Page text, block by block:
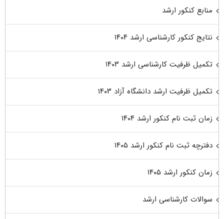
منابع کنکور ارشد
نتایج کنکور کارشناسی ارشد ۱۴۰۴
تکمیل ظرفیت کارشناسی ارشد ۱۴۰۳
تکمیل ظرفیت ارشد دانشگاه آزاد ۱۴۰۳
زمان ثبت نام کنکور ارشد ۱۴۰۴
دفترچه ثبت نام کنکور ارشد ۱۴۰۵
زمان کنکور ارشد ۱۴۰۵
سوالات کارشناسی ارشد